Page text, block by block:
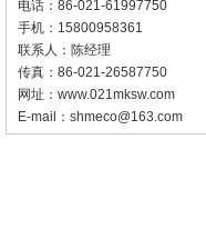
电话：86-021-61997750
手机：15800958361
联系人：陈经理
传真：86-021-26587750
网址： www.021mksw.com
E-mail： shmeco@163.com